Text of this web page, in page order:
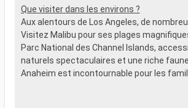
Que visiter dans les environs ?
Aux alentours de Los Angeles, de
Visitez Malibu pour ses plages
Parc National des Channel Islands,
naturels spectaculaires et une riche
Anaheim est incontournable pour les